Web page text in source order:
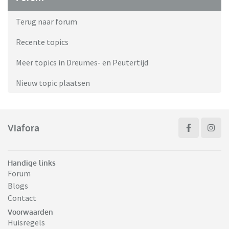
Terug naar forum
Recente topics
Meer topics in Dreumes- en Peutertijd
Nieuw topic plaatsen
Viafora
Handige links
Forum
Blogs
Contact
Voorwaarden
Huisregels